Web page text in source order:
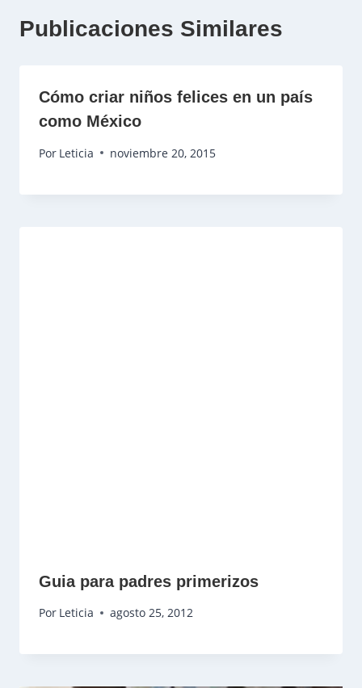
Publicaciones Similares
Cómo criar niños felices en un país
como México
Por Leticia noviembre 20, 2015
Guia para padres primerizos
Por Leticia agosto 25, 2012